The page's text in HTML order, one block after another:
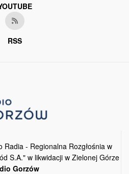
RSS
Radia - Regionalna Rozgłośnia w
S.A." w likwidacji w Zielonej Górze
Gorzów